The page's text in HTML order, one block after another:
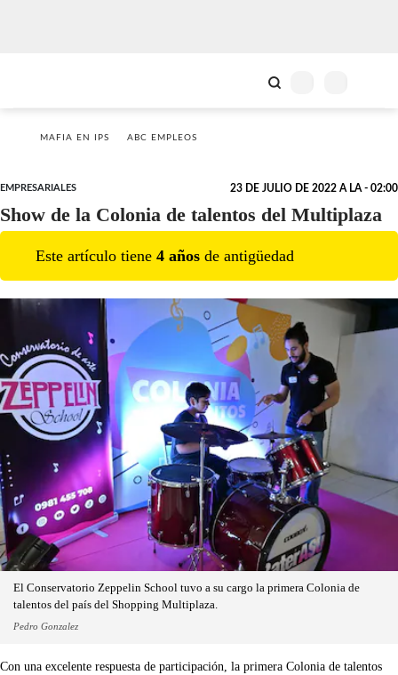
MAFIA EN IPS ABC EMPLEOS
EMPRESARIALES 23 DE JULIO DE 2022 A LA - 02:00
Show de la Colonia de talentos del Multiplaza
Este artículo tiene 4 años de antigüedad
El Conservatorio Zeppelin School tuvo a su cargo la primera Colonia de
talentos del país del Shopping Multiplaza.
Pedro Gonzalez
Con una excelente respuesta de participación, la primera Colonia de talentos